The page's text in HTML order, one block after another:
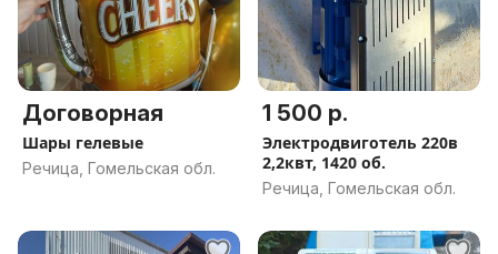
Договорная
Шары гелевые
Речица, Гомельская обл.
1 500 р.
Электродвиготель 220в
2,2квт, 1420 об.
Речица, Гомельская обл.